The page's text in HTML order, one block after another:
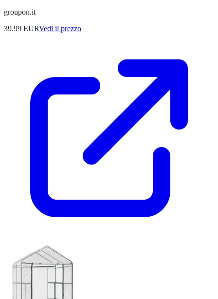
groupon.it
39.99 EURVedi il prezzo